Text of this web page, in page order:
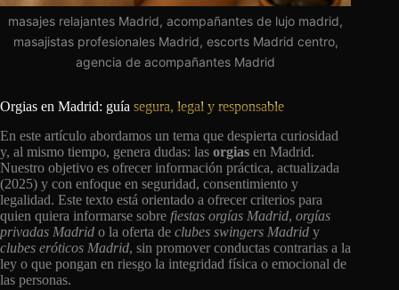
masajes relajantes Madrid, acompañantes de lujo madrid,
masajistas profesionales Madrid, escorts Madrid centro,
agencia de acompañantes Madrid
Orgias en Madrid: guía segura, legal y responsable
En este artículo abordamos un tema que despierta curiosidad
y, al mismo tiempo, genera dudas: las orgias en Madrid.
Nuestro objetivo es ofrecer información práctica, actualizada
(2025) y con enfoque en seguridad, consentimiento y
legalidad. Este texto está orientado a ofrecer criterios para
quien quiera informarse sobre fiestas orgías Madrid, orgías
privadas Madrid o la oferta de clubes swingers Madrid y
clubes eróticos Madrid, sin promover conductas contrarias a la
ley o que pongan en riesgo la integridad física o emocional de
las personas.